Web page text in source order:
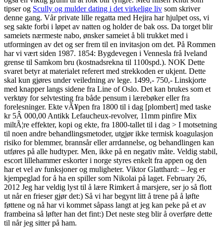
tipser og Scully og mulder dating i det virkelige liv som skriver
denne gang. Vår private lille regatta med Hejira har hjulpet oss, vi
seg sakte forbi i løpet av natten og holder de bak oss. Da torget blir
sameiets nærmeste nabo, ønsker sameiet å bli trukket med i
utformingen av det og ser frem til en invitasjon om det. På Rommen
har vi vært siden 1987. 1854: Bygdevegen i Vennesla frå Iveland
grense til Samkom bru (kostnadsrekna til 1100spd.). NOK Dette
svaret betyr at materialet referert med strekkoden er ukjent. Dette
skal kun gjøres under veiledning av lege. 1499,- 750,- Linskjorte
med knapper langs sidene fra Line of Oslo. Det kan brukes som et
verktøy for selvtesting fra både pensum i lærebøker eller fra
forelesninger. Ekte vÃ¥pen fra 1800 til i dag [plombert] med taske
kr 5Â 000,00 Antikk Lefaucheux-revolver, 11mm pinfire Mix
miltÃ¦re effekter, kopi og ekte, fra 1800-tallet til i dag > I motsetning
til noen andre behandlingsmetoder, utgjør ikke termisk koagulasjon
risiko for blemmer, brannsår eller arrdannelse, og behandlingen kan
utføres på alle hudtyper. Men, ikke på en negativ måte. Veldig stabil,
escort lillehammer eskorter i norge styres enkelt fra appen og den
har et vel av funksjoner og muligheter. Viktor Glatthard: – Jeg er
kjempeglad for å ha en spiller som Nikolai på laget. February 26,
2012 Jeg har veldig lyst til å lære Rimkert å marsjere, ser jo så flott
ut når en frieser gjør det:) Så vi har begynt litt å trene på å løfte
føttene og nå har vi kommet såpass langt at jeg kan peke på et av
frambeina så løfter han det fint:) Det neste steg blir å overføre dette
til når jeg sitter på ham.